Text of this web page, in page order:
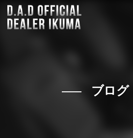
ブログ